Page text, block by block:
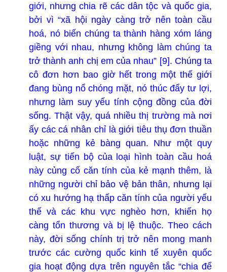
giới, nhưng chia rẽ các dân tộc và quốc gia,
bởi vì “xã hội ngày càng trở nên toàn cầu
hoá, nó biến chúng ta thành hàng xóm láng
giềng với nhau, nhưng không làm chúng ta
trở thành anh chị em của nhau” [9]. Chúng ta
cô đơn hơn bao giờ hết trong một thế giới
đang bùng nổ chóng mặt, nó thúc đẩy tư lợi,
nhưng làm suy yếu tính cộng đồng của đời
sống. Thật vậy, quá nhiều thị trường mà nơi
ấy các cá nhân chỉ là giới tiêu thụ đơn thuần
hoặc những kẻ bàng quan. Như một quy
luật, sự tiến bộ của loại hình toàn cầu hoá
này củng cố căn tính của kẻ mạnh thêm, là
những người chỉ bảo vệ bản thân, nhưng lại
có xu hướng hạ thấp căn tính của người yếu
thế và các khu vực nghèo hơn, khiến họ
càng tổn thương và bị lệ thuộc. Theo cách
này, đời sống chính trị trở nên mong manh
trước các cường quốc kinh tế xuyên quốc
gia hoạt động dựa trên nguyên tắc “chia để